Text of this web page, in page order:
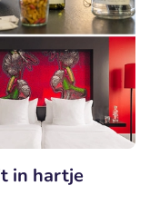
in hartje